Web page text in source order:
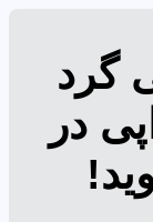
در